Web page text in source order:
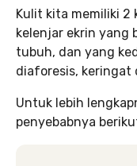
Kulit kita memiliki 2
kelenjar ekrin yang
tubuh, dan yang
diaforesis, keringat
Untuk lebih
penyebabnya